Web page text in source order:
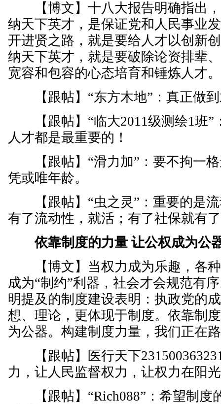
【博文】十八大报告明确指出，
纳天下英才，是保证党和人民事业
开进贤之路，就是要给人才以创新
纳天下英才，就是要破除论资排辈
宽容和包容的心态培育和锤炼人才。
【跟帖】“东方木地”：真正做到
【跟帖】“临大2011级测绘1班”
人才都是最重要的！
【跟帖】“滑力加”：要不拘一格
凭或唯年龄。
【跟帖】“虫之灵”：重要的是流
有了流动性，就活；有了社保就有
依靠制度的力量 让公权成为公
【博文】当权力成为乐趣，各种
成为“制约”利器，社会才会规范有
明提及的制度建设表明：执政党的
想、理论，更体现于制度。依靠制
为公器。构建制度力量，我们正在
【跟帖】医行天下
力，让人民监督权力，让权力在阳
【跟帖】“Rich088”：希望制度